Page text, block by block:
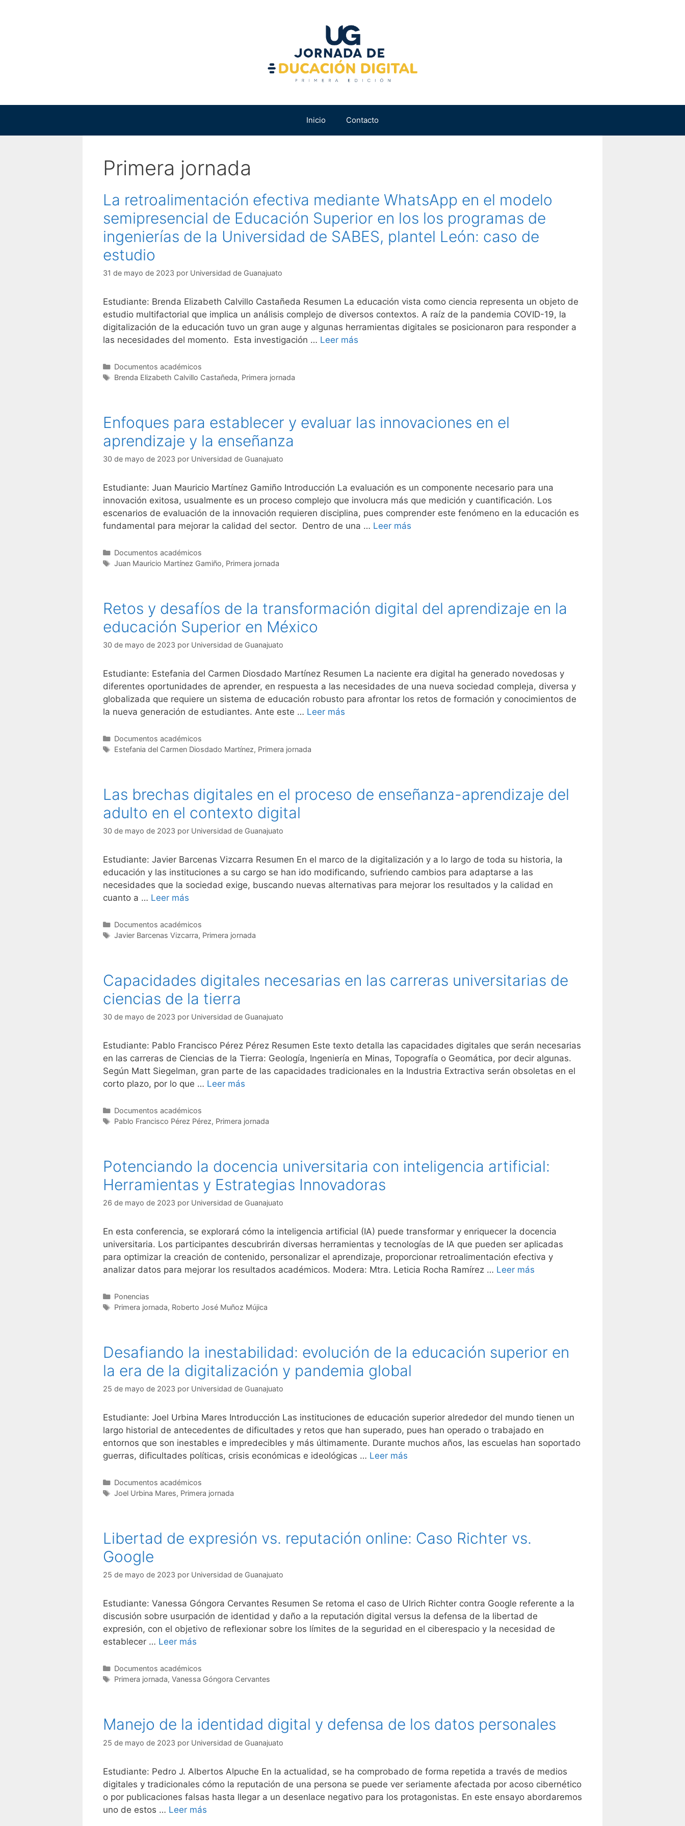
Inicio Contacto
Primera jornada
La retroalimentación efectiva mediante WhatsApp en el modelo
semipresencial de Educación Superior en los los programas de
ingenierías de la Universidad de SABES, plantel León: caso de
estudio
31 de mayo de 2023 por Universidad de Guanajuato
Estudiante: Brenda Elizabeth Calvillo Castañeda Resumen La educación vista como ciencia representa un objeto de
estudio multifactorial que implica un análisis complejo de diversos contextos. A raíz de la pandemia COVID-19, la
digitalización de la educación tuvo un gran auge y algunas herramientas digitales se posicionaron para responder a
las necesidades del momento. Esta investigación … Leer más
Categorías
Documentos académicos
Etiquetas
Brenda Elizabeth Calvillo Castañeda, Primera jornada
Enfoques para establecer y evaluar las innovaciones en el
aprendizaje y la enseñanza
30 de mayo de 2023 por Universidad de Guanajuato
Estudiante: Juan Mauricio Martínez Gamiño Introducción La evaluación es un componente necesario para una
innovación exitosa, usualmente es un proceso complejo que involucra más que medición y cuantificación. Los
escenarios de evaluación de la innovación requieren disciplina, pues comprender este fenómeno en la educación es
fundamental para mejorar la calidad del sector. Dentro de una … Leer más
Categorías
Documentos académicos
Etiquetas
Juan Mauricio Martínez Gamiño, Primera jornada
Retos y desafíos de la transformación digital del aprendizaje en la
educación Superior en México
30 de mayo de 2023 por Universidad de Guanajuato
Estudiante: Estefania del Carmen Diosdado Martínez Resumen La naciente era digital ha generado novedosas y
diferentes oportunidades de aprender, en respuesta a las necesidades de una nueva sociedad compleja, diversa y
globalizada que requiere un sistema de educación robusto para afrontar los retos de formación y conocimientos de
la nueva generación de estudiantes. Ante este … Leer más
Categorías
Documentos académicos
Etiquetas
Estefania del Carmen Diosdado Martínez, Primera jornada
Las brechas digitales en el proceso de enseñanza-aprendizaje del
adulto en el contexto digital
30 de mayo de 2023 por Universidad de Guanajuato
Estudiante: Javier Barcenas Vizcarra Resumen En el marco de la digitalización y a lo largo de toda su historia, la
educación y las instituciones a su cargo se han ido modificando, sufriendo cambios para adaptarse a las
necesidades que la sociedad exige, buscando nuevas alternativas para mejorar los resultados y la calidad en
cuanto a … Leer más
Categorías
Documentos académicos
Etiquetas
Javier Barcenas Vizcarra, Primera jornada
Capacidades digitales necesarias en las carreras universitarias de
ciencias de la tierra
30 de mayo de 2023 por Universidad de Guanajuato
Estudiante: Pablo Francisco Pérez Pérez Resumen Este texto detalla las capacidades digitales que serán necesarias
en las carreras de Ciencias de la Tierra: Geología, Ingeniería en Minas, Topografía o Geomática, por decir algunas.
Según Matt Siegelman, gran parte de las capacidades tradicionales en la Industria Extractiva serán obsoletas en el
corto plazo, por lo que … Leer más
Categorías
Documentos académicos
Etiquetas
Pablo Francisco Pérez Pérez, Primera jornada
Potenciando la docencia universitaria con inteligencia artificial:
Herramientas y Estrategias Innovadoras
26 de mayo de 2023 por Universidad de Guanajuato
En esta conferencia, se explorará cómo la inteligencia artificial (IA) puede transformar y enriquecer la docencia
universitaria. Los participantes descubrirán diversas herramientas y tecnologías de IA que pueden ser aplicadas
para optimizar la creación de contenido, personalizar el aprendizaje, proporcionar retroalimentación efectiva y
analizar datos para mejorar los resultados académicos. Modera: Mtra. Leticia Rocha Ramírez … Leer más
Categorías
Ponencias
Etiquetas
Primera jornada, Roberto José Muñoz Mújica
Desafiando la inestabilidad: evolución de la educación superior en
la era de la digitalización y pandemia global
25 de mayo de 2023 por Universidad de Guanajuato
Estudiante: Joel Urbina Mares Introducción Las instituciones de educación superior alrededor del mundo tienen un
largo historial de antecedentes de dificultades y retos que han superado, pues han operado o trabajado en
entornos que son inestables e impredecibles y más últimamente. Durante muchos años, las escuelas han soportado
guerras, dificultades políticas, crisis económicas e ideológicas … Leer más
Categorías
Documentos académicos
Etiquetas
Joel Urbina Mares, Primera jornada
Libertad de expresión vs. reputación online: Caso Richter vs.
Google
25 de mayo de 2023 por Universidad de Guanajuato
Estudiante: Vanessa Góngora Cervantes Resumen Se retoma el caso de Ulrich Richter contra Google referente a la
discusión sobre usurpación de identidad y daño a la reputación digital versus la defensa de la libertad de
expresión, con el objetivo de reflexionar sobre los límites de la seguridad en el ciberespacio y la necesidad de
establecer … Leer más
Categorías
Documentos académicos
Etiquetas
Primera jornada, Vanessa Góngora Cervantes
Manejo de la identidad digital y defensa de los datos personales
25 de mayo de 2023 por Universidad de Guanajuato
Estudiante: Pedro J. Albertos Alpuche En la actualidad, se ha comprobado de forma repetida a través de medios
digitales y tradicionales cómo la reputación de una persona se puede ver seriamente afectada por acoso cibernético
o por publicaciones falsas hasta llegar a un desenlace negativo para los protagonistas. En este ensayo abordaremos
uno de estos … Leer más